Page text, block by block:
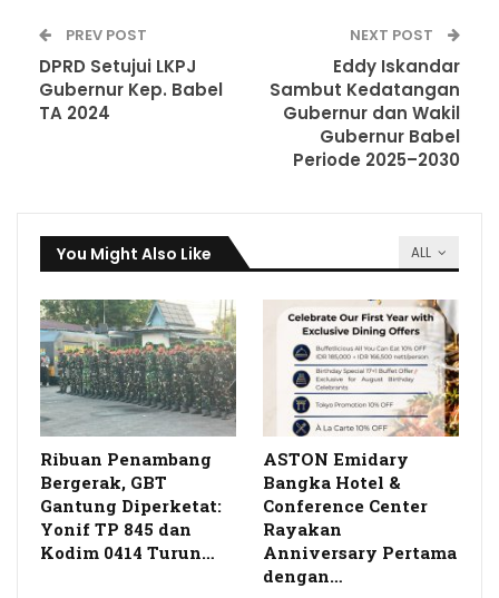
PREV POST
DPRD Setujui LKPJ
Gubernur Kep. Babel
TA 2024
NEXT POST
Eddy Iskandar
Sambut Kedatangan
Gubernur dan Wakil
Gubernur Babel
Periode 2025–2030
ALL
You Might Also Like
Ribuan Penambang
Bergerak, GBT
Gantung Diperketat:
Yonif TP 845 dan
Kodim 0414 Turun…
ASTON Emidary
Bangka Hotel &
Conference Center
Rayakan
Anniversary Pertama
dengan…